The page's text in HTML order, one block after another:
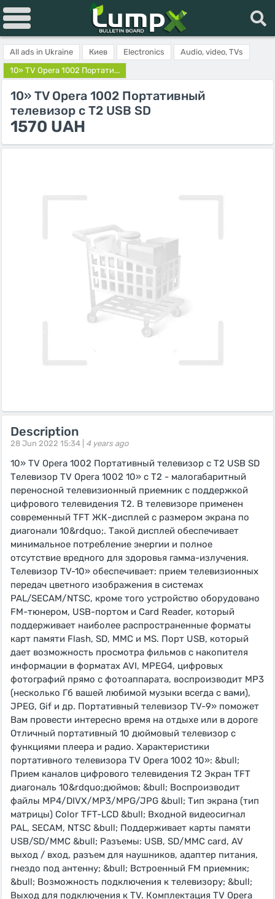
All ads in Ukraine Киев Electronics
Audio, video, TVs
10» TV Opera 1002 Портати...
10» TV Opera 1002 Портативный
телевизор с Т2 USB SD
1570 UAH
Description
28 Jun 2022 15:34 | 4 years ago
10» TV Opera 1002 Портативный телевизор с Т2 USB SD
Телевизор TV Opera 1002 10» с T2 - малогабаритный
переносной телевизионный приемник с поддержкой
цифрового телевидения T2. В телевизоре применен
современный TFT ЖК-дисплей с размером экрана по
диагонали 10&rdquo;. Такой дисплей обеспечивает
минимальное потребление энергии и полное
отсутствие вредного для здоровья гамма-излучения.
Телевизор TV-10» обеспечивает: прием телевизионных
передач цветного изображения в системах
PAL/SECAM/NTSC, кроме того устройство оборудовано
FM-тюнером, USB-портом и Card Reader, который
поддерживает наиболее распространенные форматы
карт памяти Flash, SD, MMC и MS. Порт USB, который
дает возможность просмотра фильмов с накопителя
информации в форматах AVI, MPEG4, цифровых
фотографий прямо с фотоаппарата, воспроизводит MP3
(несколько Гб вашей любимой музыки всегда с вами),
JPEG, Gif и др. Портативный телевизор TV-9» поможет
Вам провести интересно время на отдыхе или в дороге
Отличный портативный 10 дюймовый телевизор с
функциями плеера и радио. Характеристики
портативного телевизора TV Opera 1002 10»: &bull;
Прием каналов цифрового телевидения T2 Экран TFT
диагональ 10&rdquo;дюймов; &bull; Воспроизводит
файлы MP4/DIVX/MP3/MPG/JPG &bull; Тип экрана (тип
матрицы) Color TFT-LCD &bull; Входной видеосигнал
PAL, SECAM, NTSC &bull; Поддерживает карты памяти
USB/SD/MMC &bull; Разъемы: USB, SD/MMC card, AV
выход / вход, разъем для наушников, адаптер питания,
гнездо под антенну; &bull; Встроенный FM приемник;
&bull; Возможность подключения к телевизору; &bull;
Выход для подключения к TV. Комплектация TV Opera